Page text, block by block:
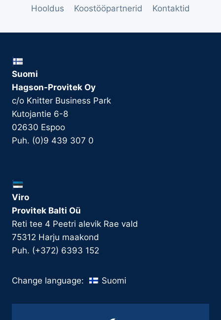
Hooldus
Koostööpartnerid Kontaktid
Suomi
Hagson-Provitek Oy
c/o Knitter Business Park
Kutojantie 6-8
02630 Espoo
Puh. (0)9 439 307 0
Viro
Provitek Balti Oü
Reti tee 4 Peetri alevik Rae vald
75312 Harju maakond
Puh. (+372) 6393 152
Change language: Suomi